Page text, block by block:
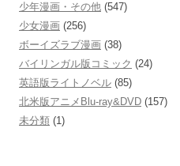
少年漫画・その他 (547)
少女漫画 (256)
ボーイズラブ漫画 (38)
バイリンガル版コミック (24)
英語版ライトノベル (85)
北米版アニメBlu-ray&DVD (157)
未分類 (1)